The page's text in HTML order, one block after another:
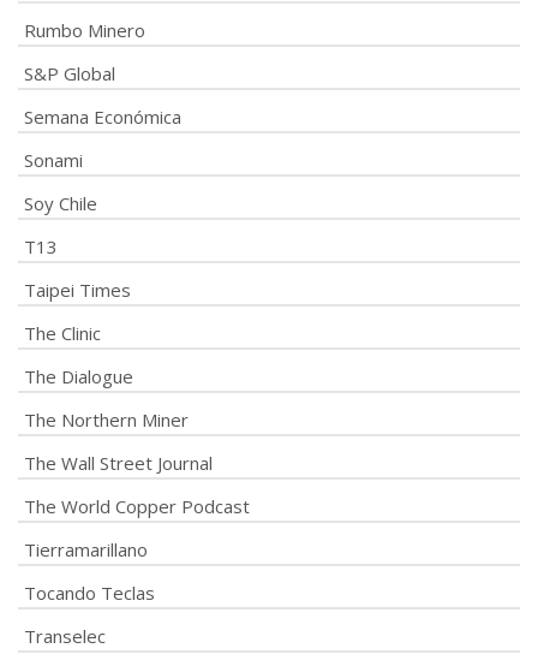
Rumbo Minero
S&P Global
Semana Económica
Sonami
Soy Chile
T13
Taipei Times
The Clinic
The Dialogue
The Northern Miner
The Wall Street Journal
The World Copper Podcast
Tierramarillano
Tocando Teclas
Transelec